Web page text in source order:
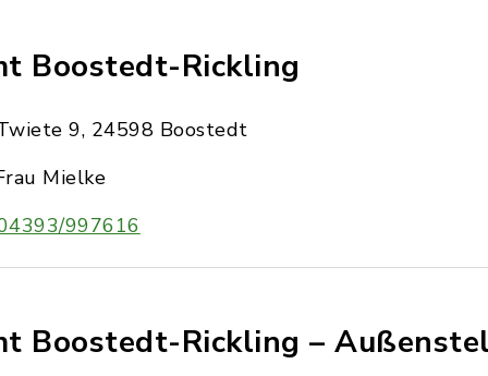
Boostedt-Rickling
9, 24598 Boostedt
Mielke
997616
Boostedt-Rickling –